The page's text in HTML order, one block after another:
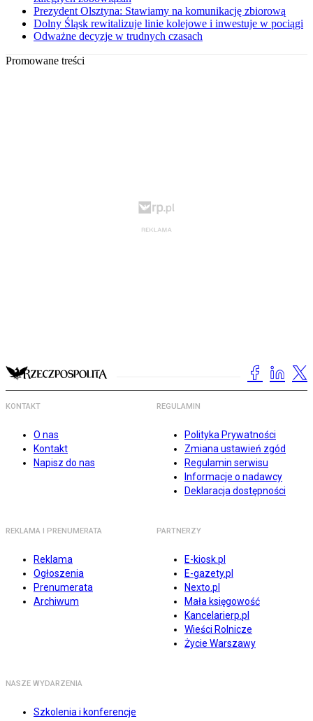
Prezydent Olsztyna: Stawiamy na komunikację zbiorową
Dolny Śląsk rewitalizuje linie kolejowe i inwestuje w pociągi
Odważne decyzje w trudnych czasach
Promowane treści
KONTAKT
O nas
Kontakt
Napisz do nas
REGULAMIN
Polityka Prywatności
Zmiana ustawień zgód
Regulamin serwisu
Informacje o nadawcy
Deklaracja dostępności
REKLAMA I PRENUMERATA
Reklama
Ogłoszenia
Prenumerata
Archiwum
PARTNERZY
E-kiosk.pl
E-gazety.pl
Nexto.pl
Mała księgowość
Kancelarierp.pl
Wieści Rolnicze
Życie Warszawy
NASZE WYDARZENIA
Szkolenia i konferencje